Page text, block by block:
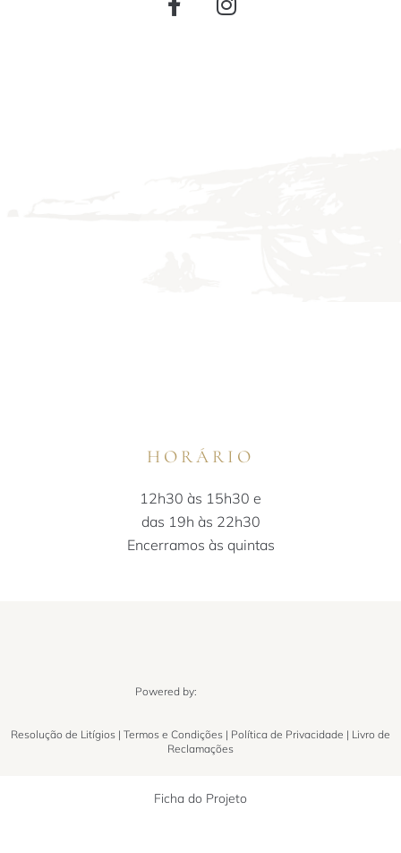
HORÁRIO
12h30 às 15h30 e
das 19h às 22h30
Encerramos às quintas
Powered by:
Resolução de Litígios | Termos e Condições | Política de Privacidade | Livro de
Reclamações
Ficha do Projeto